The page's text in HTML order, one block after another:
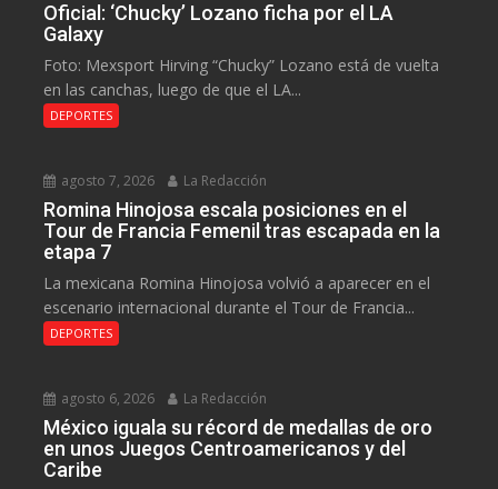
Oficial: ‘Chucky’ Lozano ficha por el LA
Galaxy
Foto: Mexsport Hirving “Chucky” Lozano está de vuelta
en las canchas, luego de que el LA...
DEPORTES
agosto 7, 2026 La Redacción
Romina Hinojosa escala posiciones en el
Tour de Francia Femenil tras escapada en la
etapa 7
La mexicana Romina Hinojosa volvió a aparecer en el
escenario internacional durante el Tour de Francia...
DEPORTES
agosto 6, 2026 La Redacción
México iguala su récord de medallas de oro
en unos Juegos Centroamericanos y del
Caribe